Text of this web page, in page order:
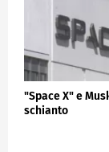
"Space X" e
schianto